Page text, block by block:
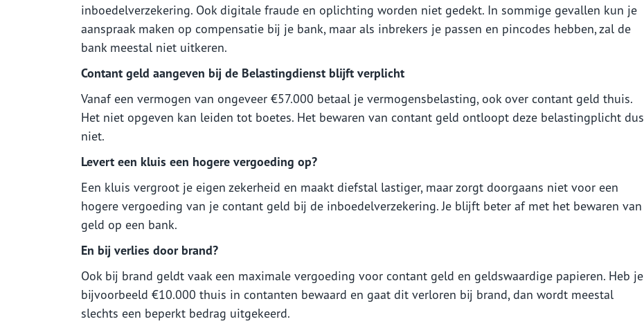
inboedelverzekering. Ook digitale fraude en oplichting worden niet gedekt. In sommige gevallen kun je
aanspraak maken op compensatie bij je bank, maar als inbrekers je passen en pincodes hebben, zal de
bank meestal niet uitkeren.
Contant geld aangeven bij de Belastingdienst blijft verplicht
Vanaf een vermogen van ongeveer €57.000 betaal je vermogensbelasting, ook over contant geld thuis.
Het niet opgeven kan leiden tot boetes. Het bewaren van contant geld ontloopt deze belastingplicht dus
niet.
Levert een kluis een hogere vergoeding op?
Een kluis vergroot je eigen zekerheid en maakt diefstal lastiger, maar zorgt doorgaans niet voor een
hogere vergoeding van je contant geld bij de inboedelverzekering. Je blijft beter af met het bewaren van
geld op een bank.
En bij verlies door brand?
Ook bij brand geldt vaak een maximale vergoeding voor contant geld en geldswaardige papieren. Heb je
bijvoorbeeld €10.000 thuis in contanten bewaard en gaat dit verloren bij brand, dan wordt meestal
slechts een beperkt bedrag uitgekeerd.